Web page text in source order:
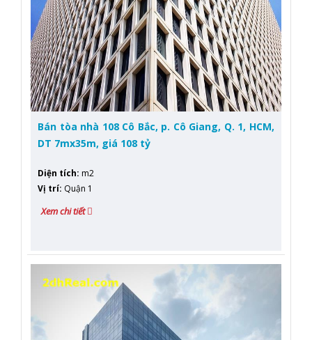
Bán tòa nhà 108 Cô Bắc, p. Cô Giang, Q. 1, HCM,
DT 7mx35m, giá 108 tỷ
Diện tích: m2
Vị trí: Quận 1
Xem chi tiết